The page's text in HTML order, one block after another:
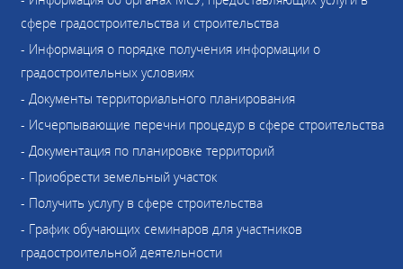
сфере градостроительства и строительства
- Информация о порядке получения информации о
градостроительных условиях
- Документы территориального планирования
- Исчерпывающие перечни процедур в сфере строительства
- Документация по планировке территорий
- Приобрести земельный участок
- Получить услугу в сфере строительства
- График обучающих семинаров для участников
градостроительной деятельности